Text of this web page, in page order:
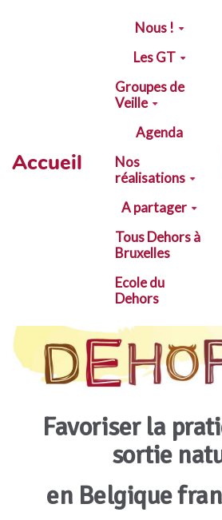
Aller au contenu principal
Accueil
Nous !
Les GT
Groupes de
Veille
Agenda
Nos
réalisations
A partager
Tous Dehors à
Bruxelles
Ecole du
Dehors
Favoriser la
sortie
en Belgique